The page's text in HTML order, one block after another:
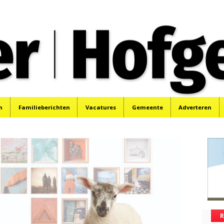
Familieberichten Vacatures Gemeente Adverteren